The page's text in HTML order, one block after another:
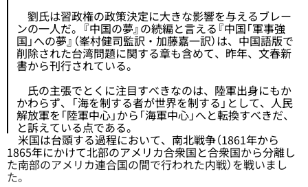
劉氏は習政権の政策決定に大きな影響を与えるブレー
ンの一人だ。『中国の夢』の続編と言える『中国「軍事強
国」への夢』（峯村健司監訳・加藤嘉一訳）は、中国語版で
削除された台湾問題に関する章も含めて、昨年、文春新
書から刊行されている。
氏の主張でとくに注目すべきなのは、陸軍出身にもか
かわらず、「海を制する者が世界を制する」として、人民
解放軍を「陸軍中心」から「海軍中心」へと転換すべきだ、
と訴えている点である。
米国は台頭する過程において、南北戦争（1861年から
1865年にかけて北部のアメリカ合衆国と合衆国から分離し
た南部のアメリカ連合国の間で行われた内戦）を戦いまし
た。